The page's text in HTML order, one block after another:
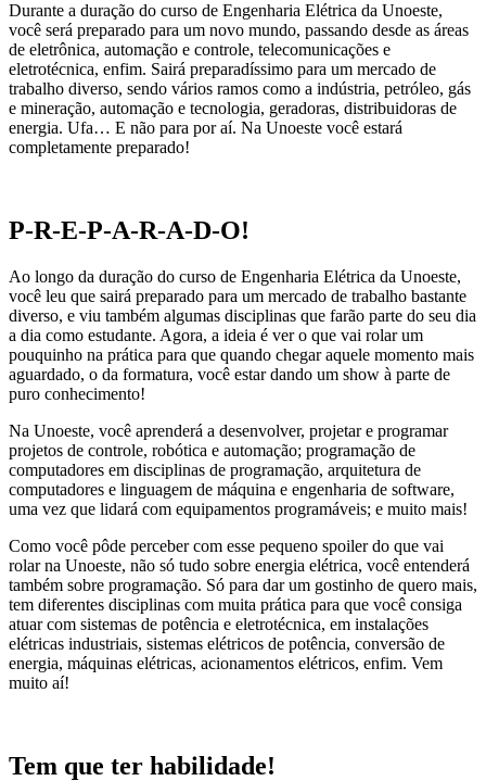
Durante a duração do curso de Engenharia Elétrica da Unoeste,
você será preparado para um novo mundo, passando desde as áreas
de eletrônica, automação e controle, telecomunicações e
eletrotécnica, enfim. Sairá preparadíssimo para um mercado de
trabalho diverso, sendo vários ramos como a indústria, petróleo, gás
e mineração, automação e tecnologia, geradoras, distribuidoras de
energia. Ufa… E não para por aí. Na Unoeste você estará
completamente preparado!
P-R-E-P-A-R-A-D-O!
Ao longo da duração do curso de Engenharia Elétrica da Unoeste,
você leu que sairá preparado para um mercado de trabalho bastante
diverso, e viu também algumas disciplinas que farão parte do seu dia
a dia como estudante. Agora, a ideia é ver o que vai rolar um
pouquinho na prática para que quando chegar aquele momento mais
aguardado, o da formatura, você estar dando um show à parte de
puro conhecimento!
Na Unoeste, você aprenderá a desenvolver, projetar e programar
projetos de controle, robótica e automação; programação de
computadores em disciplinas de programação, arquitetura de
computadores e linguagem de máquina e engenharia de software,
uma vez que lidará com equipamentos programáveis; e muito mais!
Como você pôde perceber com esse pequeno spoiler do que vai
rolar na Unoeste, não só tudo sobre energia elétrica, você entenderá
também sobre programação. Só para dar um gostinho de quero mais,
tem diferentes disciplinas com muita prática para que você consiga
atuar com sistemas de potência e eletrotécnica, em instalações
elétricas industriais, sistemas elétricos de potência, conversão de
energia, máquinas elétricas, acionamentos elétricos, enfim. Vem
muito aí!
Tem que ter habilidade!